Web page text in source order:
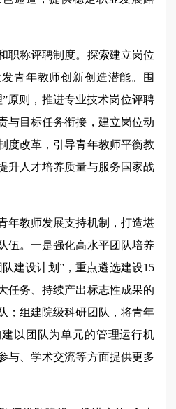
职称评聘制度。探索建立岗位
青年教师创新创造潜能。围
原则，推进专业技术岗位评聘
与目标任务衔接，建立岗位动
度改革，引导青年教师平衡教
升人才培养质量与服务国家战
年教师发展支持机制，打造堪
伍。一是强化高水平团队培养
建设计划”，重点遴选建设15
任务、持续产出标志性成果的
；组建院级科研团队，将青年
以团队为单元的管理运行机
与、学术交流等方面提供更多